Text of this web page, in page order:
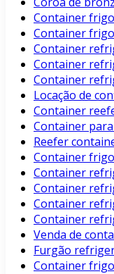
Container
Container
Container
Container
Container
Locação de
Container
Container
Reefer
Container
Container
Container
Container
Container
Venda de
Furgão
Container